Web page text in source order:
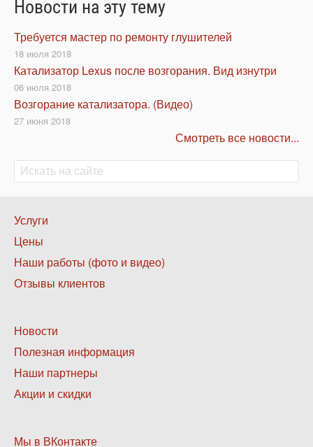
Новости на эту тему
Требуется мастер по ремонту глушителей
18 июля 2018
Катализатор Lexus после возгорания. Вид изнутри
06 июля 2018
Возгорание катализатора. (Видео)
27 июня 2018
Смотреть все новости...
Поиск
Поиск
Нижнее
меню
1
Услуги
Цены
Наши работы (фото и видео)
Отзывы клиентов
Нижнее
меню
2
Новости
Полезная информация
Наши партнеры
Акции и скидки
Нижнее
Мы в ВКонтакте